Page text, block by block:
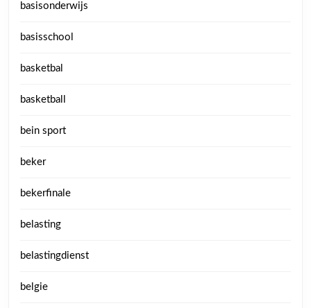
basisonderwijs
basisschool
basketbal
basketball
bein sport
beker
bekerfinale
belasting
belastingdienst
belgie